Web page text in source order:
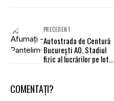
PRECEDENT
Autostrada de Centură
București A0. Stadiul
fizic al lucrărilor pe lotul
COMENTAȚI?